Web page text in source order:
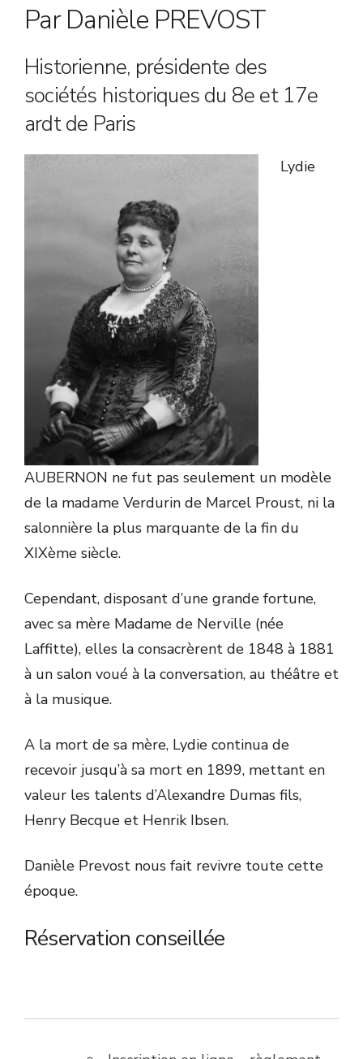
Par Danièle PREVOST
Historienne, présidente des
sociétés historiques du 8e et 17e
ardt de Paris
Lydie
AUBERNON ne fut pas seulement un modèle
de la madame Verdurin de Marcel Proust, ni la
salonnière la plus marquante de la fin du
XIXème siècle.
Cependant, disposant d’une grande fortune,
avec sa mère Madame de Nerville (née
Laffitte), elles la consacrèrent de 1848 à 1881
à un salon voué à la conversation, au théâtre et
à la musique.
A la mort de sa mère, Lydie continua de
recevoir jusqu’à sa mort en 1899, mettant en
valeur les talents d’Alexandre Dumas fils,
Henry Becque et Henrik Ibsen.
Danièle Prevost nous fait revivre toute cette
époque.
Réservation conseillée